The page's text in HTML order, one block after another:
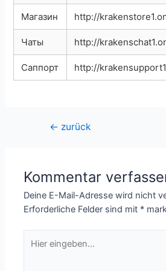
Магазин http://
Чаты http://
Саппорт http://
Beitragsnavigation
← zurück
Kommentar
Deine E-Mail-Adresse wird nicht
Erforderliche Felder sind mit *
eingeben…